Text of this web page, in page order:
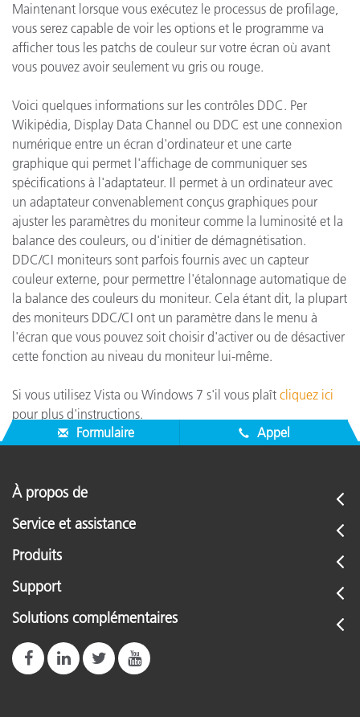
Maintenant lorsque vous exécutez le processus de profilage,
vous serez capable de voir les options et le programme va
afficher tous les patchs de couleur sur votre écran où avant
vous pouvez avoir seulement vu gris ou rouge.
Voici quelques informations sur les contrôles DDC. Per
Wikipédia, Display Data Channel ou DDC est une connexion
numérique entre un écran d'ordinateur et une carte
graphique qui permet l'affichage de communiquer ses
spécifications à l'adaptateur. Il permet à un ordinateur avec
un adaptateur convenablement conçus graphiques pour
ajuster les paramètres du moniteur comme la luminosité et la
balance des couleurs, ou d'initier de démagnétisation.
DDC/CI moniteurs sont parfois fournis avec un capteur
couleur externe, pour permettre l'étalonnage automatique de
la balance des couleurs du moniteur. Cela étant dit, la plupart
des moniteurs DDC/CI ont un paramètre dans le menu à
l'écran que vous pouvez soit choisir d'activer ou de désactiver
cette fonction au niveau du moniteur lui-même.
Si vous utilisez Vista ou Windows 7 s'il vous plaît cliquez ici
pour plus d'instructions.
Formulaire
Appel
À propos de
Service et assistance
Produits
Support
Solutions complémentaires